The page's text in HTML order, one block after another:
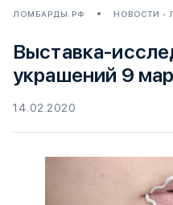
ЛОМБАРДЫ.РФ НОВОСТИ -
Выставка-
украшений 9
14.02.2020